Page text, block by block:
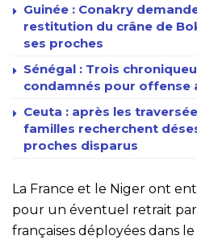
Guinée : Conakry
restitution du crâne de
ses proches
Sénégal : Trois
condamnés pour offense
Ceuta : après les
familles recherchent
proches disparus
La France et le Niger ont
pour un éventuel retrait
françaises déployées dans le